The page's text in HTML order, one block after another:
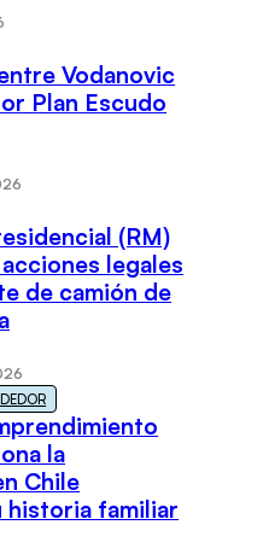
Vodanovic
Plan Escudo
(RM)
legales
de camión de
la
Chile
historia familiar